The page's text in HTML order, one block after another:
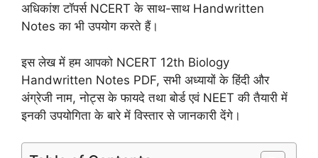
अधिकांश टॉपर्स NCERT के साथ-साथ Handwritten
Notes का भी उपयोग करते हैं।
इस लेख में हम आपको NCERT 12th Biology
Handwritten Notes PDF, सभी अध्यायों के हिंदी और
अंग्रेजी नाम, नोट्स के फायदे तथा बोर्ड एवं NEET की तैयारी में
इनकी उपयोगिता के बारे में विस्तार से जानकारी देंगे।